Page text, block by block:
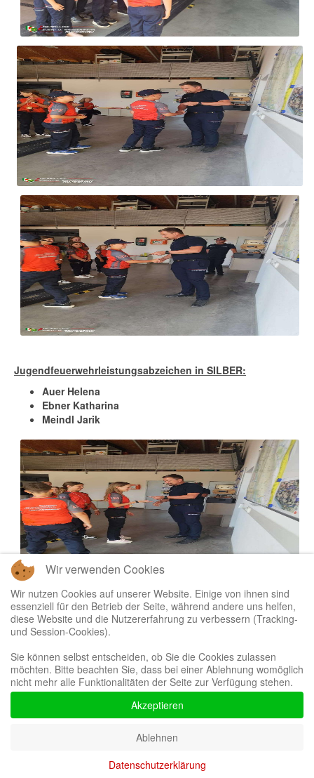
Jugendfeuerwehrleistungsabzeichen in SILBER:
Auer Helena
Ebner Katharina
Meindl Jarik
Wir verwenden Cookies
Wir nutzen Cookies auf unserer Website. Einige von ihnen sind
essenziell für den Betrieb der Seite, während andere uns helfen,
diese Website und die Nutzererfahrung zu verbessern (Tracking-
und Session-Cookies).
Sie können selbst entscheiden, ob Sie die Cookies zulassen
möchten. Bitte beachten Sie, dass bei einer Ablehnung womöglich
nicht mehr alle Funktionalitäten der Seite zur Verfügung stehen.
Akzeptieren
Ablehnen
Datenschutzerklärung